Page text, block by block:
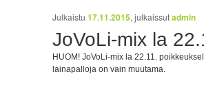
Artikkelien selaus
JoVoLi-mix la
Julkaistu 17.11.2015, julkaissutadmin
HUOM! JoVoLi-mix la 22.11.
lainapalloja on vain muutama.